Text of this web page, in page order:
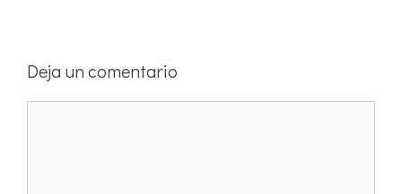
Deja un comentario